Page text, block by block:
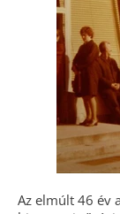
Az elmúlt 46 év